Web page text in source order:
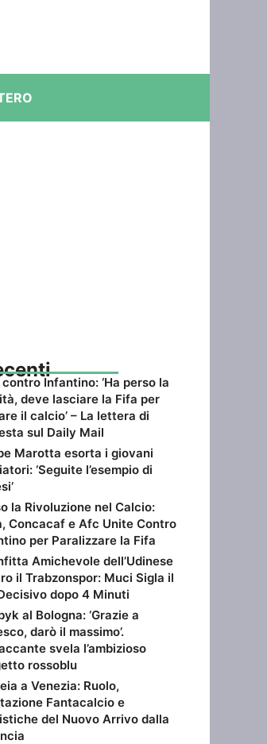
contro Infantino: ‘Ha perso la
deve lasciare la Fifa per
il calcio’ – La lettera di
sul Daily Mail
Marotta esorta i giovani
‘Seguite l’esempio di
la Rivoluzione nel Calcio:
Concacaf e Afc Unite Contro
per Paralizzare la Fifa
Amichevole dell’Udinese
il Trabzonspor: Muci Sigla il
dopo 4 Minuti
al Bologna: ‘Grazie a
darò il massimo’.
svela l’ambizioso
rossoblu
a Venezia: Ruolo,
Fantacalcio e
del Nuovo Arrivo dalla